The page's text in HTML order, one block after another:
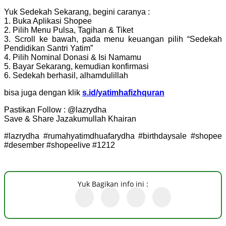
Yuk Sedekah Sekarang, begini caranya :
1. Buka Aplikasi Shopee
2. Pilih Menu Pulsa, Tagihan & Tiket
3. Scroll ke bawah, pada menu keuangan pilih “Sedekah
Pendidikan Santri Yatim”
4. Pilih Nominal Donasi & Isi Namamu
5. Bayar Sekarang, kemudian konfirmasi
6. Sedekah berhasil, alhamdulillah
bisa juga dengan klik s.id/yatimhafizhquran
Pastikan Follow : @lazrydha
Save & Share Jazakumullah Khairan
#lazrydha #rumahyatimdhuafarydha #birthdaysale #shopee
#desember #shopeelive #1212
Yuk Bagikan info ini :